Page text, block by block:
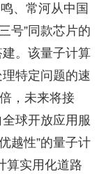
、常河从中国
号”同款芯片的
建。该量子计算
特定问题的速
，未来将接
全球开放应用服
越性”的量子计
算实用化道路